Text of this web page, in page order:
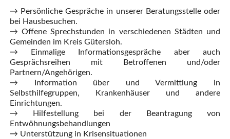
→ Persönliche Gespräche in unserer Beratungsstelle oder
bei Hausbesuchen.
→ Offene Sprechstunden in verschiedenen Städten und
Gemeinden im Kreis Gütersloh.
→ Einmalige Informationsgespräche aber auch
Gesprächsreihen mit Betroffenen und/oder
Partnern/Angehörigen.
→ Information über und Vermittlung in
Selbsthilfegruppen, Krankenhäuser und andere
Einrichtungen.
→ Hilfestellung bei der Beantragung von
Entwöhnungsbehandlungen
→ Unterstützung in Krisensituationen